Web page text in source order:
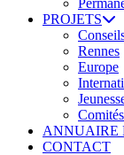
PROJETS
Rennes
Europe
ANNUAIRE
CONTACT